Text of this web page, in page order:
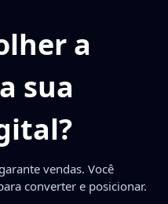
a
sua
vendas. Você
converter e posicionar.